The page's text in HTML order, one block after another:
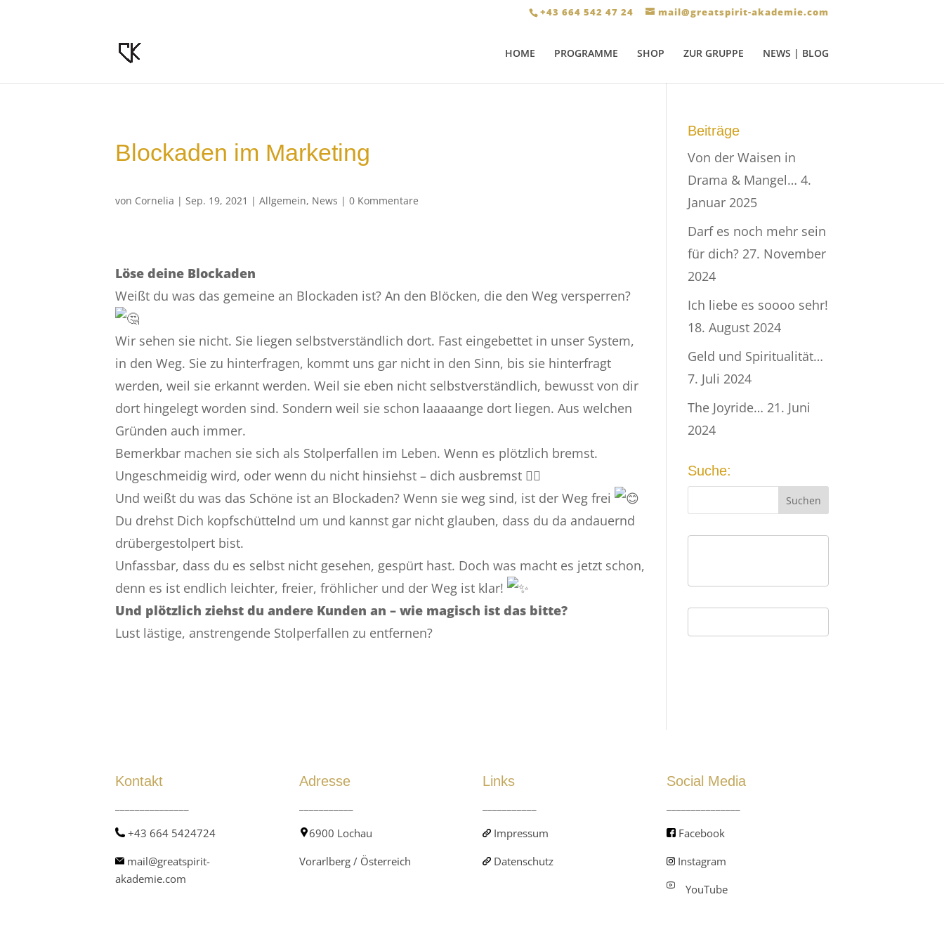
+43 664 542 47 24 mail@greatspirit-akademie.com
HOME PROGRAMME SHOP ZUR GRUPPE NEWS | BLOG
Blockaden im Marketing
von Cornelia | Sep. 19, 2021 | Allgemein, News | 0 Kommentare
Löse deine Blockaden
Weißt du was das gemeine an Blockaden ist? An den Blöcken, die den Weg versperren?
Wir sehen sie nicht. Sie liegen selbstverständlich dort. Fast eingebettet in unser System,
in den Weg. Sie zu hinterfragen, kommt uns gar nicht in den Sinn, bis sie hinterfragt
werden, weil sie erkannt werden. Weil sie eben nicht selbstverständlich, bewusst von dir
dort hingelegt worden sind. Sondern weil sie schon laaaaange dort liegen. Aus welchen
Gründen auch immer.
Bemerkbar machen sie sich als Stolperfallen im Leben. Wenn es plötzlich bremst.
Ungeschmeidig wird, oder wenn du nicht hinsiehst – dich ausbremst 😮‍💨
Und weißt du was das Schöne ist an Blockaden? Wenn sie weg sind, ist der Weg frei
Du drehst Dich kopfschüttelnd um und kannst gar nicht glauben, dass du da andauernd
drübergestolpert bist.
Unfassbar, dass du es selbst nicht gesehen, gespürt hast. Doch was macht es jetzt schon,
denn es ist endlich leichter, freier, fröhlicher und der Weg ist klar!
Und plötzlich ziehst du andere Kunden an – wie magisch ist das bitte?
Lust lästige, anstrengende Stolperfallen zu entfernen?
Beiträge
Von der Waisen in
Drama & Mangel… 4.
Januar 2025
Darf es noch mehr sein
für dich? 27. November
2024
Ich liebe es soooo sehr!
18. August 2024
Geld und Spiritualität…
7. Juli 2024
The Joyride… 21. Juni
2024
Suche:
Kontakt
+43 664 5424724
mail@greatspirit-
akademie.com
Adresse
6900 Lochau
Vorarlberg / Österreich
Links
Impressum
Datenschutz
Social Media
Facebook
Instagram
YouTube